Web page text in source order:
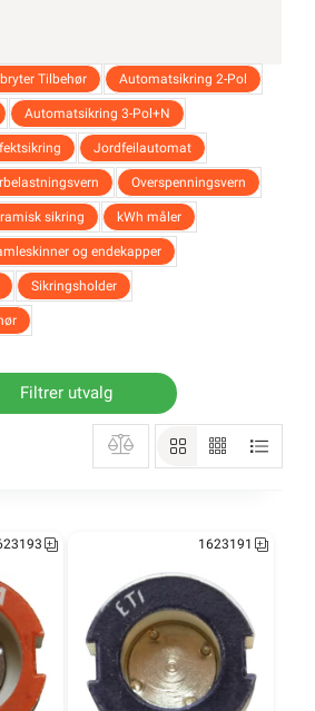
Tilbehør Automatsikring 2-Pol
Automatsikring 3-Pol+N
Jordfeilautomat
Overspenningsvern
sikring kWh måler
og endekapper
Sikringsholder
Filtrer utvalg
1623191